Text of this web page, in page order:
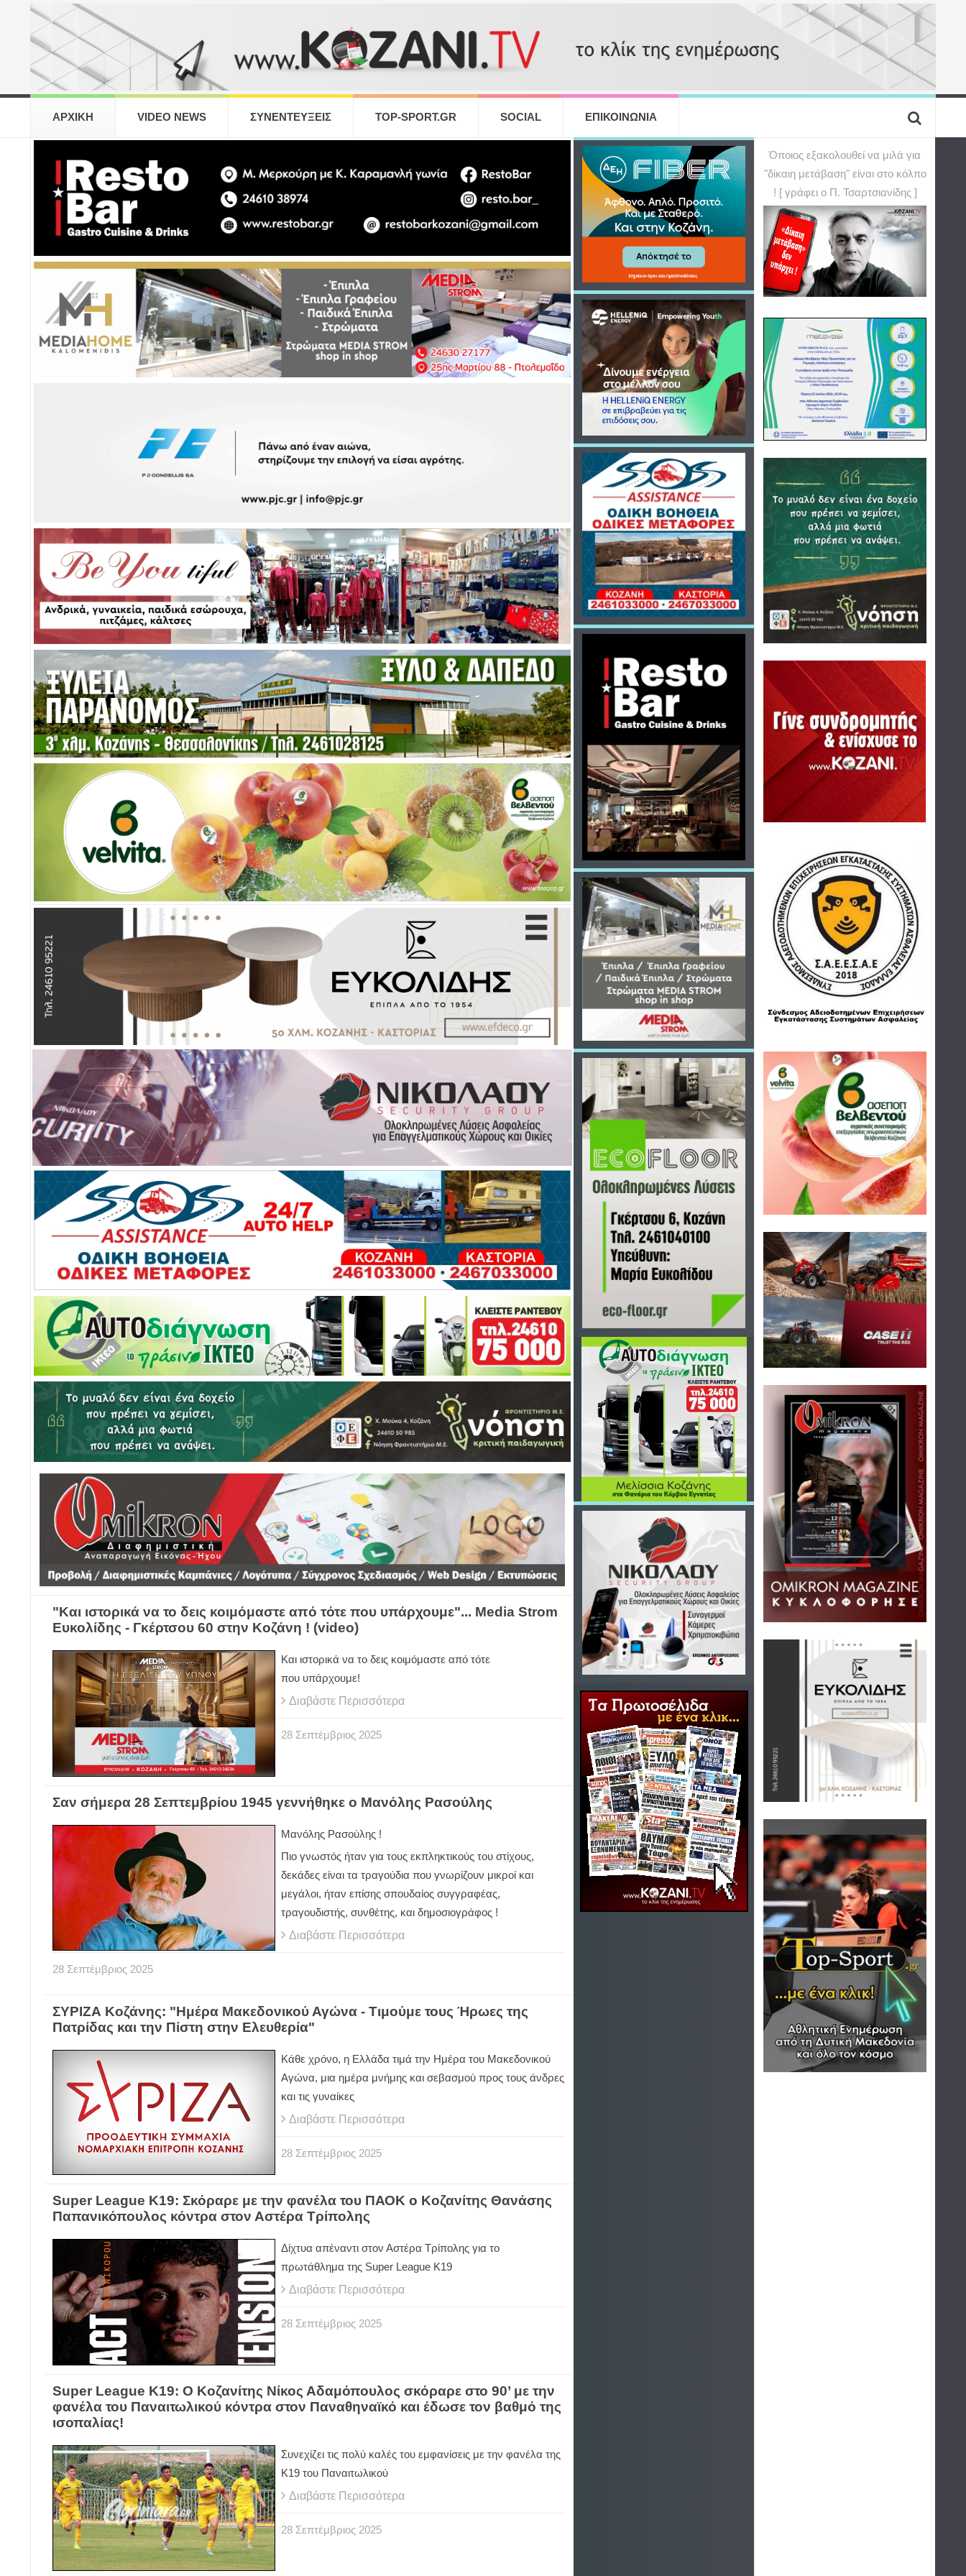
ΑΡΧΙΚΗ VIDEO NEWS ΣΥΝΕΝΤΕΥΞΕΙΣ TOP-SPORT.GR SOCIAL ΕΠΙΚΟΙΝΩΝΙΑ
"Και ιστορικά να το δεις κοιμόμαστε από τότε που υπάρχουμε"... Media Strom
Ευκολίδης - Γκέρτσου 60 στην Κοζάνη ! (video)
Και ιστορικά να το δεις κοιμόμαστε από τότε
που υπάρχουμε!
Διαβάστε Περισσότερα
28 Σεπτέμβριος 2025
Σαν σήμερα 28 Σεπτεμβρίου 1945 γεννήθηκε ο Μανόλης Ρασούλης
Μανόλης Ρασούλης !
Πιο γνωστός ήταν για τους εκπληκτικούς του στίχους,
δεκάδες είναι τα τραγούδια που γνωρίζουν μικροί και
μεγάλοι, ήταν επίσης σπουδαίος συγγραφέας,
τραγουδιστής, συνθέτης, και δημοσιογράφος !
Διαβάστε Περισσότερα
28 Σεπτέμβριος 2025
ΣΥΡΙΖΑ Κοζάνης: "Ημέρα Μακεδονικού Αγώνα - Τιμούμε τους Ήρωες της
Πατρίδας και την Πίστη στην Ελευθερία"
Κάθε χρόνο, η Ελλάδα τιμά την Ημέρα του Μακεδονικού
Αγώνα, μια ημέρα μνήμης και σεβασμού προς τους άνδρες
και τις γυναίκες
Διαβάστε Περισσότερα
28 Σεπτέμβριος 2025
Super League Κ19: Σκόραρε με την φανέλα του ΠΑΟΚ ο Κοζανίτης Θανάσης
Παπανικόπουλος κόντρα στον Αστέρα Τρίπολης
Δίχτυα απέναντι στον Αστέρα Τρίπολης για το
πρωτάθλημα της Super League K19
Διαβάστε Περισσότερα
28 Σεπτέμβριος 2025
Super League Κ19: Ο Κοζανίτης Νίκος Αδαμόπουλος σκόραρε στο 90’ με την
φανέλα του Παναιτωλικού κόντρα στον Παναθηναϊκό και έδωσε τον βαθμό της
ισοπαλίας!
Συνεχίζει τις πολύ καλές του εμφανίσεις με την φανέλα της
Κ19 του Παναιτωλικού
Διαβάστε Περισσότερα
28 Σεπτέμβριος 2025
Όποιος εξακολουθεί να μιλά για
"δίκαιη μετάβαση" είναι στο κόλπο
! [ γράφει ο Π. Τσαρτσιανίδης ]